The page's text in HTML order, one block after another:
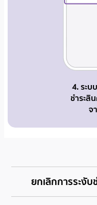
4. ระบ
ชำระสิ
จ
ยกเลิกการระงั